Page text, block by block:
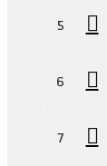
5
6
7